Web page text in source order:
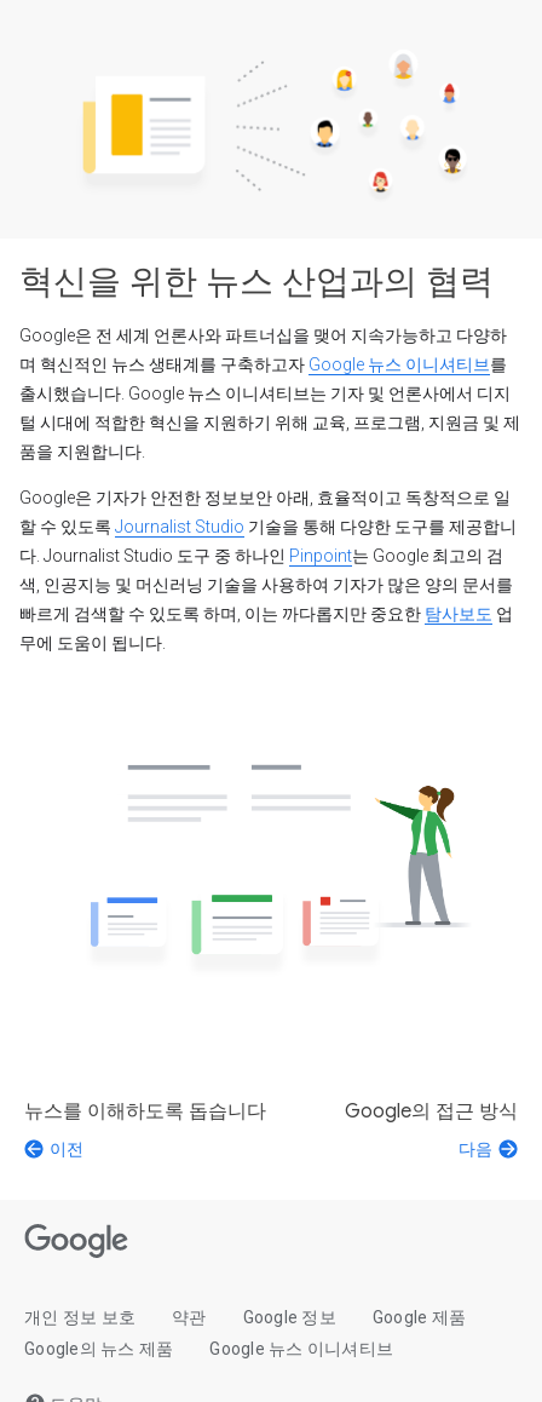
혁신을 위한 뉴스 산업과의 협력
Google은 전 세계 언론사와 파트너십을 맺어 지속가능하고 다양하
며 혁신적인 뉴스 생태계를 구축하고자 Google 뉴스 이니셔티브를
출시했습니다. Google 뉴스 이니셔티브는 기자 및 언론사에서 디지
털 시대에 적합한 혁신을 지원하기 위해 교육, 프로그램, 지원금 및 제
품을 지원합니다.
Google은 기자가 안전한 정보보안 아래, 효율적이고 독창적으로 일
할 수 있도록 Journalist Studio 기술을 통해 다양한 도구를 제공합니
다. Journalist Studio 도구 중 하나인 Pinpoint는 Google 최고의 검
색, 인공지능 및 머신러닝 기술을 사용하여 기자가 많은 양의 문서를
빠르게 검색할 수 있도록 하며, 이는 까다롭지만 중요한 탐사보도 업
무에 도움이 됩니다.
뉴스를 이해하도록 돕습니다
이전
Google의 접근 방식
다음
개인 정보 보호 약관 Google 정보
Google 제품
Google의 뉴스 제품
Google 뉴스 이니셔티브